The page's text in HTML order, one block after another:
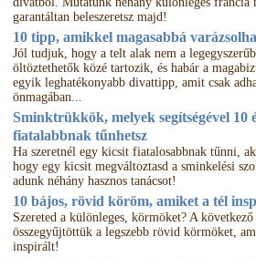
garantáltan beleszeretsz majd!
10 tipp, amikkel magasabbá
Jól tudjuk, hogy a telt alak nem a
öltöztethetők közé tartozik, és habár a
egyik leghatékonyabb divattipp, amit csak
önmagában...
Sminktrükkök, melyek segítségével 10
fiatalabbnak tűnhetsz
Ha szeretnél egy kicsit fiatalosabbnak tűnni,
hogy egy kicsit megváltoztasd a sminkelési
adunk néhány hasznos tanácsot!
10 bájos, rövid köröm, amiket a tél
Szereted a különleges, körmöket? A következő
összegyűjtöttük a legszebb rövid körmöket,
inspirált!